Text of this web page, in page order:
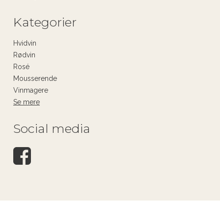
Kategorier
Hvidvin
Rødvin
Rosé
Mousserende
Vinmagere
Se mere
Social media